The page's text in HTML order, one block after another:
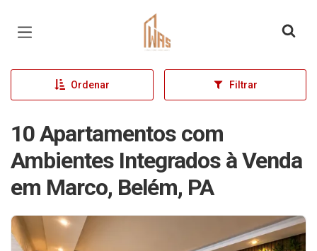
Página inicial
Ordenar Filtrar
10 Apartamentos com
Ambientes Integrados à Venda
em Marco, Belém, PA